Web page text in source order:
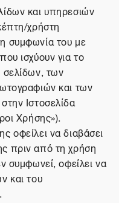
και υπηρεσιών
χρήστη
συμφωνία του με
ισχύουν για το
των
και των
Ιστοσελίδα
Χρήσης»).
οφείλει να διαβάσει
πριν από τη χρήση
συμφωνεί, οφείλει να
και του